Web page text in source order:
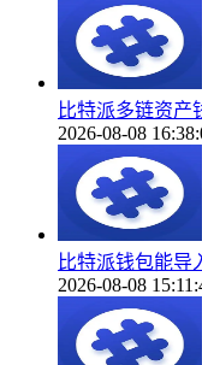
比特派多链资产
2026-08-08
比特派钱包能导
2026-08-08